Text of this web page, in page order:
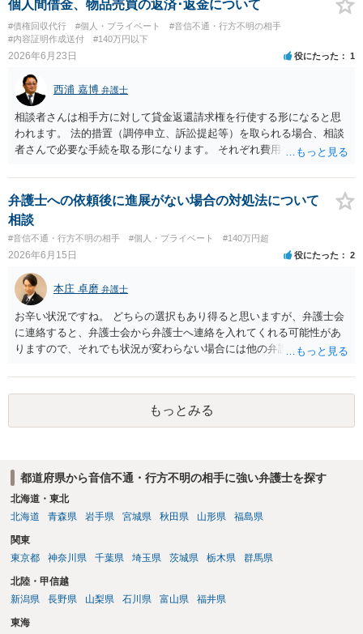
せん。裁判所としては（あまりに特殊すぎて）就業場所送達を認めな
い可能性もありますし、執行官送達には費用もかかりますので、まず
は裁判所へ相談した方がよいと思います。
個人間借金、物品売買の返済･返金について
#債権回収代行 #個人・プライベート
#音信不通・行方不明の相手
#内容証明作成送付
#140万円以下
2026年6月23日 役にたった 1
西浦 嘉博 弁護士
相談者さんは相手方に対して貸金返還請求権を行使する形になると思
われます。 法的措置（調停申立、訴訟提起等）を取られる場合、相談
者さんで必要な手続を取る形になります。 それぞれ費用や労力、時間
ば回収できないリスクがあることに留意ください。 一般民事となりま
すので、お住まいの地域の市役所での法律相談会の利用や、（資力要
件がありますが）法テラスでの相談を検討ください。
弁護士への依頼後に進展がない場合の対処法について
相談
#音信不通・行方不明の相手 #個人・プライベート #140万円超
2026年6月15日 役にたった 2
本庄 卓磨 弁護士
お辛い状況ですね。 どちらの選択もあり得ると思いますが、弁護士会
に連絡すると、弁護士会から弁護士へ連絡を入れてくれる可能性があ
りますので、それでも状況が変わらない場合には他の弁護士を探すと
もっとみる
都道府県から音信不通・行方不明の相手に強い弁護士を探す
北海道・東北
北海道
青森県 岩手県 宮城県 秋田県 山形県 福島県
関東
東京都
神奈川県 千葉県 埼玉県 茨城県 栃木県 群馬県
北陸・甲信越
新潟県
長野県 山梨県 石川県 富山県 福井県
東海